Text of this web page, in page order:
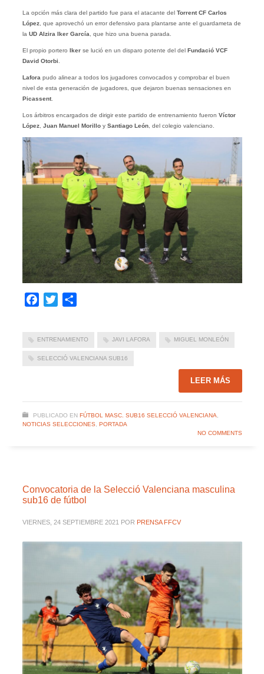
La opción más clara del partido fue para el atacante del Torrent CF Carlos
López, que aprovechó un error defensivo para plantarse ante el guardameta de
la UD Alzira Iker García , que hizo una buena parada.
El propio portero Ikerse lució en un disparo potente del del Fundació VCF
David Otorbi
Lafora pudo alinear a todos los jugadores convocados y comprobar el buen
nivel de esta generación de jugadores, que dejaron buenas sensaciones en
Picassent.
Los árbitros encargados de dirigir este partido de entrenamiento fueron Víctor
López, Juan Manuel Morillo y Santiago León, del colegio valenciano.
Facebook
Twitter
ENTRENAMIENTO JAVI LAFORA MIGUEL MONLEÓN
SELECCIÓ VALENCIANA SUB16
LEER MÁS
PUBLICADO EN FÚTBOL MASC. SUB16 SELECCIÓ VALENCIANA
NOTICIAS SELECCIONES, PORTADA
NO COMMENTS
Convocatoria de la Selecció Valenciana masculina
sub16 de fútbol
VIERNES, 24 SEPTIEMBRE 2021 POR PRENSA FFCV